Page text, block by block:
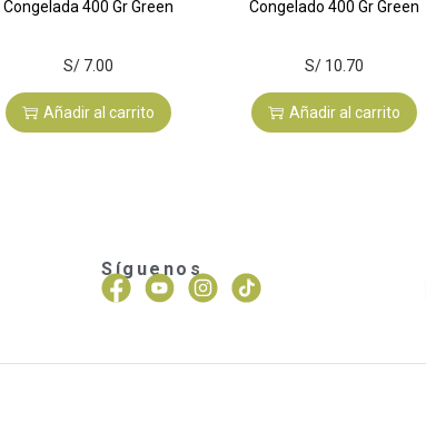
Congelada 400 Gr Green
S/ 7.00
Añadir al carrito
Congelado 400 Gr Green
S/10.70
Añadir al carrito
Síguenos